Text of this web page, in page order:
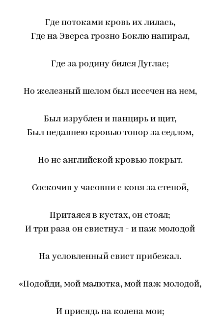
Где потоками кровь их лилась,
Где на Эверса грозно Боклю напирал,
Где за родину бился Дуглас;
Но железный шелом был иссечен на нем,
Был изрублен и панцирь и щит,
Был недавнею кровью топор за седлом,
Но не английской кровью покрыт.
Соскочив у часовни с коня за стеной,
Притаяся в кустах, он стоял;
И три раза он свистнул - и паж молодой
На условленный свист прибежал.
«Подойди, мой малютка, мой паж молодой,
И присядь на колена мои;